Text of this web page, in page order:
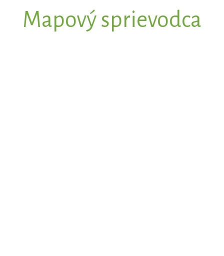
Mapový sprievodca